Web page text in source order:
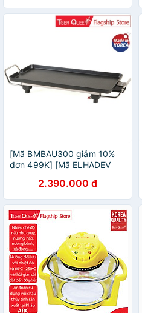
Tiger Queen AX-797LV
(11.0L)
[Mã BMBAU300 giảm 10%
đơn 499K] [Mã ELHADEV
nướng điện Tiger Queen SQ-
G600A [52cm]
2.390.000 đ